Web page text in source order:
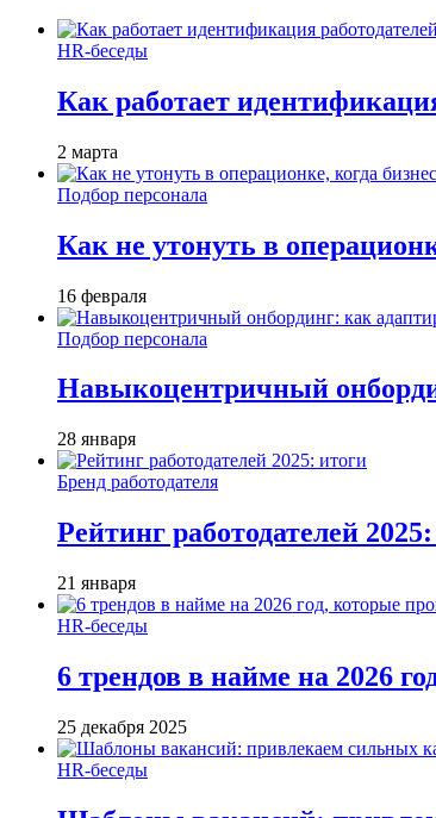
HR-беседы
Как работает
2 марта
Подбор персонала
Как не утонуть в
16 февраля
Подбор персонала
Навыкоцентричный
28 января
Бренд работодателя
Рейтинг работодателей
21 января
HR-беседы
6 трендов в найме на 2026
25 декабря 2025
HR-беседы